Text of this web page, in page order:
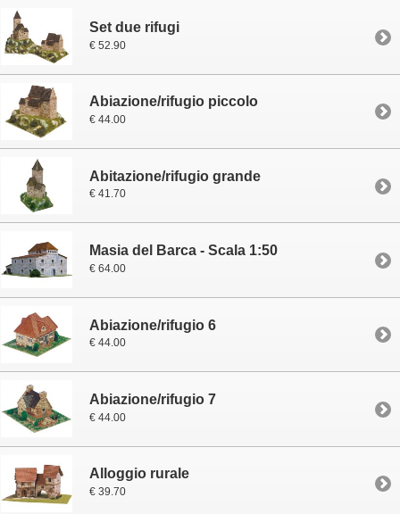
Set due rifugi
€ 52.90
Abiazione/rifugio piccolo
€ 44.00
Abitazione/rifugio grande
€ 41.70
Masia del Barca - Scala 1:50
€ 64.00
Abiazione/rifugio 6
€ 44.00
Abiazione/rifugio 7
€ 44.00
Alloggio rurale
€ 39.70